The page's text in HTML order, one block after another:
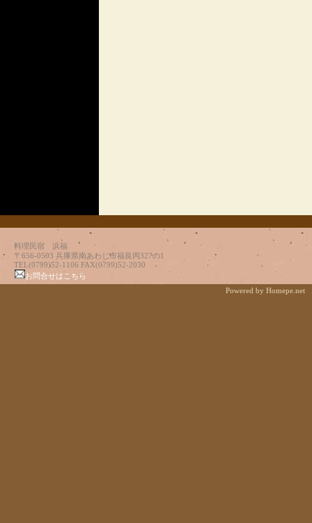
料理民宿 浜福
〒656-0503 兵庫県南あわじ市福良丙327の1
TEL(0799)52-1106 FAX(0799)52-2030
お問合せはこちら
Powered by Homepe.net